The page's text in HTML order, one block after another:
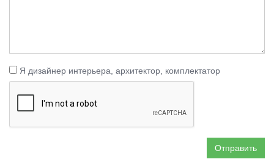
Я дизайнер интерьера, архитектор, комплектатор
Отправить